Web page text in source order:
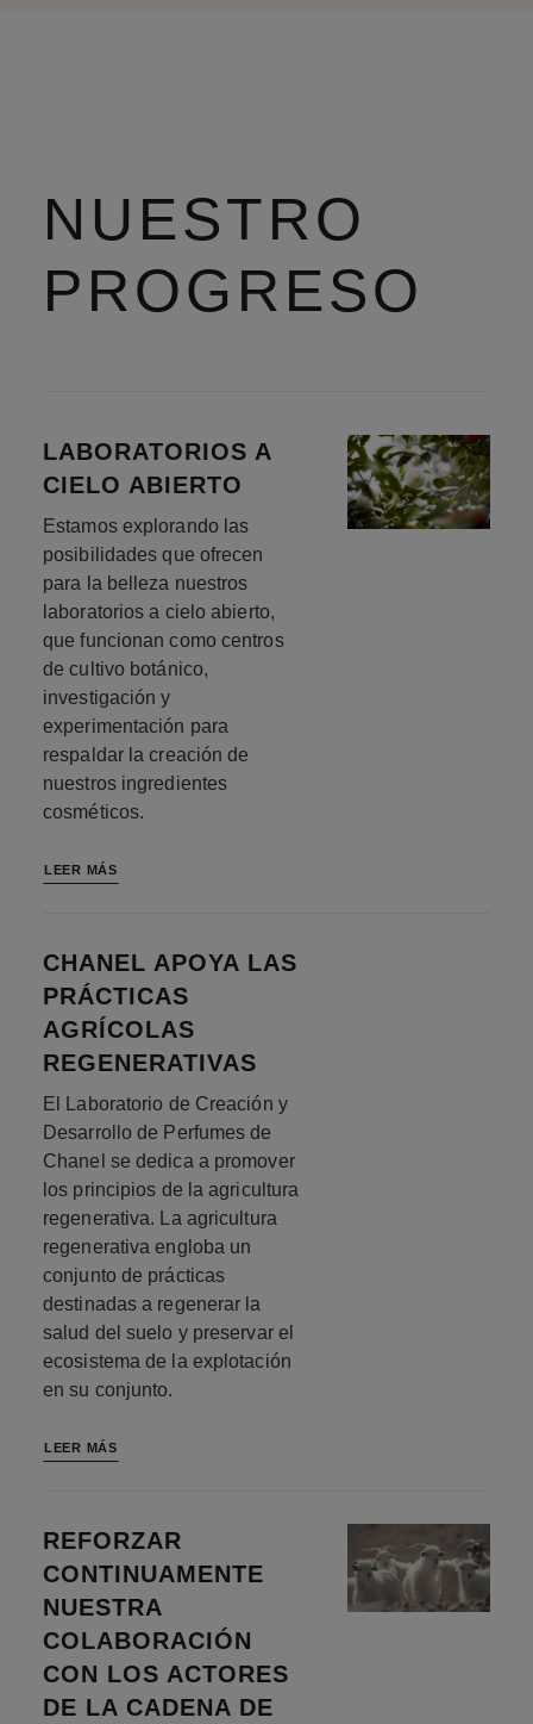
NUESTRO
PROGRESO
LABORATORIOS A
CIELO ABIERTO
Estamos explorando las
posibilidades que ofrecen
para la belleza nuestros
laboratorios a cielo abierto,
que funcionan como centros
de cultivo botánico,
investigación y
experimentación para
respaldar la creación de
nuestros ingredientes
cosméticos.
LEER MÁS
CHANEL APOYA LAS
PRÁCTICAS
AGRÍCOLAS
REGENERATIVAS
El Laboratorio de Creación y
Desarrollo de Perfumes de
Chanel se dedica a promover
los principios de la agricultura
regenerativa. La agricultura
regenerativa engloba un
conjunto de prácticas
destinadas a regenerar la
salud del suelo y preservar el
ecosistema de la explotación
en su conjunto.
LEER MÁS
REFORZAR
CONTINUAMENTE
NUESTRA
COLABORACIÓN
CON LOS ACTORES
DE LA CADENA DE